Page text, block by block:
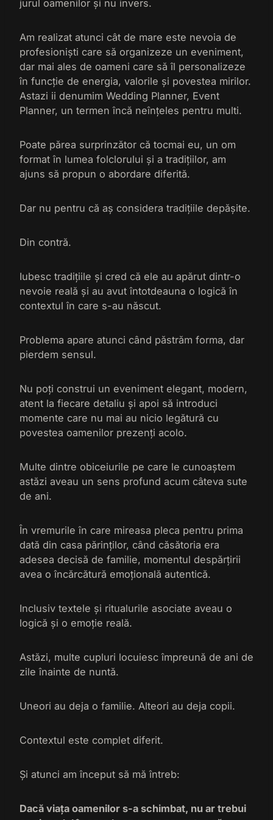
jurul oamenilor și nu invers.
Am realizat atunci cât de mare este nevoia de
profesioniști care să organizeze un eveniment,
dar mai ales de oameni care să îl personalizeze
în funcție de energia, valorile și povestea mirilor.
Astazi ii denumim Wedding Planner, Event
Planner, un termen încă neînțeles pentru multi.
Poate părea surprinzător că tocmai eu, un om
format în lumea folclorului și a tradițiilor, am
ajuns să propun o abordare diferită.
Dar nu pentru că aș considera tradițiile depășite.
Din contră.
Iubesc tradițiile și cred că ele au apărut dintr-o
nevoie reală și au avut întotdeauna o logică în
contextul în care s-au născut.
Problema apare atunci când păstrăm forma, dar
pierdem sensul.
Nu poți construi un eveniment elegant, modern,
atent la fiecare detaliu și apoi să introduci
momente care nu mai au nicio legătură cu
povestea oamenilor prezenți acolo.
Multe dintre obiceiurile pe care le cunoaștem
astăzi aveau un sens profund acum câteva sute
de ani.
În vremurile în care mireasa pleca pentru prima
dată din casa părinților, când căsătoria era
adesea decisă de familie, momentul despărțirii
avea o încărcătură emoțională autentică.
Inclusiv textele și ritualurile asociate aveau o
logică și o emoție reală.
Astăzi, multe cupluri locuiesc împreună de ani de
zile înainte de nuntă.
Uneori au deja o familie. Alteori au deja copii.
Contextul este complet diferit.
Și atunci am început să mă întreb:
Dacă viața oamenilor s-a schimbat, nu ar trebui